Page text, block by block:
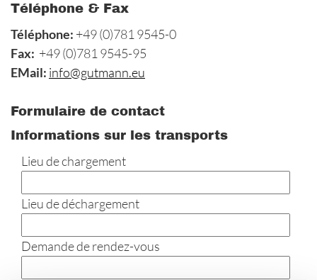
Téléphone & Fax
Téléphone: +49 (0)781 9545-0
Fax: +49 (0)781 9545-95
EMail: info@gutmann.eu
Formulaire de contact
Informations sur les transports
Lieu de chargement
Lieu de déchargement
Demande de rendez-vous